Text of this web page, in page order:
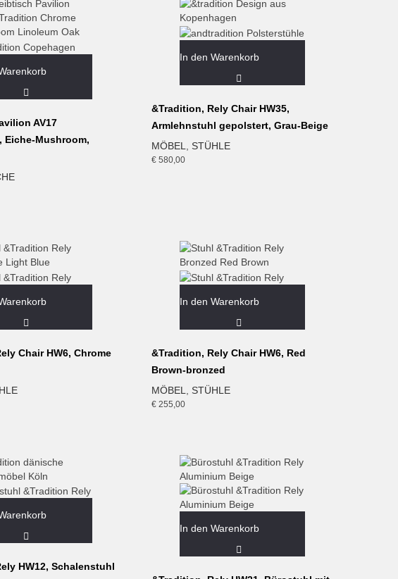
AV17
Eiche-Mushroom,
In den Warenkorb
&Tradition, Rely Chair HW35,
Armlehnstuhl gepolstert, Grau-Beige
MÖBEL
STÜHLE
€ 580,00
Chair HW6, Chrome
In den Warenkorb
&Tradition, Rely Chair HW6, Red
Brown-bronzed
MÖBEL
STÜHLE
€ 255,00
HW12, Schalenstuhl
In den Warenkorb